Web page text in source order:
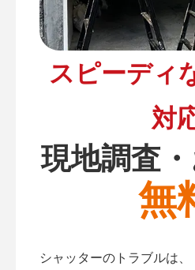
スピーディ
対
現地調査
無
シャッターのトラブルは、